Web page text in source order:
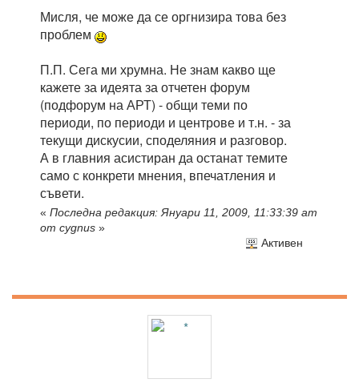
Мисля, че може да се оргнизира това без
проблем
П.П. Сега ми хрумна. Не знам какво ще
кажете за идеята за отчетен форум
(подфорум на АРТ) - общи теми по
периоди, по периоди и центрове и т.н. - за
текущи дискусии, споделяния и разговор.
А в главния асистиран да останат темите
само с конкрети мнения, впечатления и
съвети.
« Последна редакция: Януари 11, 2009, 11:33:39 am
от cygnus »
Активен